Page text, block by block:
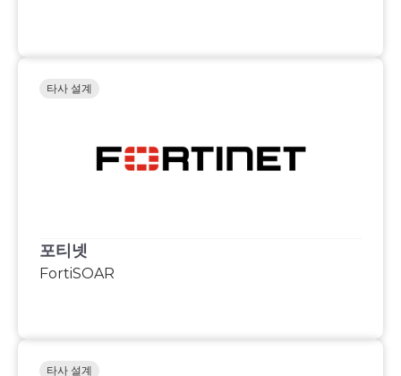
포티넷
FortiSOAR
타사 설계
타사 설계